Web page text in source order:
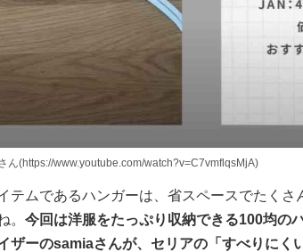
ん(https://www.youtube.com/watch?v=C7vmflqsMjA)
テムであるハンガーは、省スペースでたくさ
。 今回は洋服をたっぷり収納できる100均の
ザーのsamiaさんが、セリアの「すべりにく